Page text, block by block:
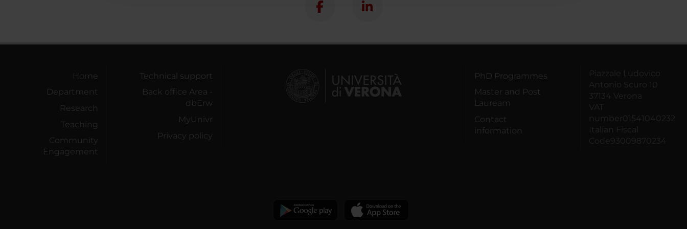
Home
Department
Research
Teaching
Community
Engagement
Technical support
Back office Area -
dbErw
MyUnivr
Privacy policy
PhD Programmes
Master and Post
Lauream
Contact
information
Piazzale Ludovico
Antonio Scuro 10
37134 Verona
VAT
number01541040232
Italian Fiscal
Code93009870234